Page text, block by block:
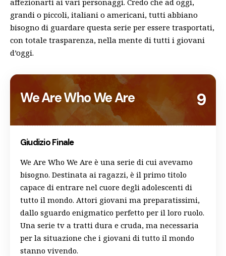
grandi o piccoli, italiani o americani, tutti abbiano
bisogno di guardare questa serie per essere trasportati,
con totale trasparenza, nella mente di tutti i giovani
d’oggi.
We Are Who We Are 9
Giudizio Finale
We Are Who We Are è una serie di cui avevamo
bisogno. Destinata ai ragazzi, è il primo titolo
capace di entrare nel cuore degli adolescenti di
tutto il mondo. Attori giovani ma preparatissimi,
dallo sguardo enigmatico perfetto per il loro ruolo.
Una serie tv a tratti dura e cruda, ma necessaria
per la situazione che i giovani di tutto il mondo
stanno vivendo.